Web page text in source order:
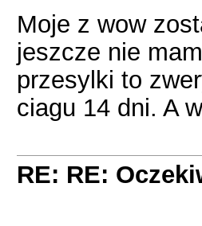
Moje z wow
jeszcze nie
przesylki to
ciagu 14 dni. A
RE: RE: